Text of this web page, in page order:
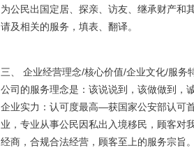
为公民出国定居、探亲、访友、继承财产和
请及相关的服务，填表、翻译。
三、 企业经营理念/核心价值/企业文化/服务
公司的服务理念是：该说说到，该做做到，诚
企业实力：认可度最高—获国家公安部认可
业，专业从事公民因私出入境移民，顾客对
经商，合规合法经营，顾客至上的服务宗旨